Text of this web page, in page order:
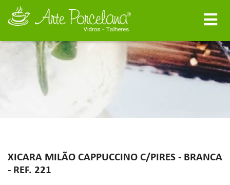
XICARA MILÃO CAPPUCCINO C/PIRES - BRANCA
- REF. 221